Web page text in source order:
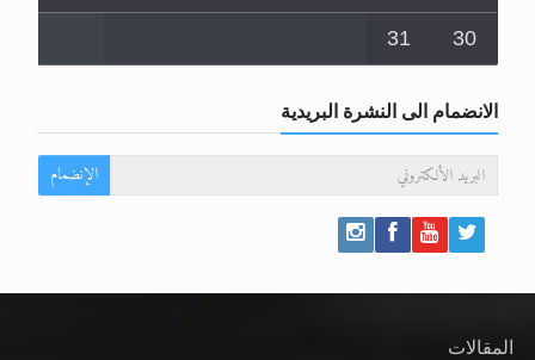
30
31
الانضمام الى النشرة البريدية
الإنضمام
المقالات